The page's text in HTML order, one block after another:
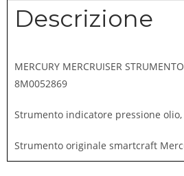
Descrizione
MERCURY MERCRUISER
8M0052869
Strumento indicatore pressione
Strumento originale smartcraft